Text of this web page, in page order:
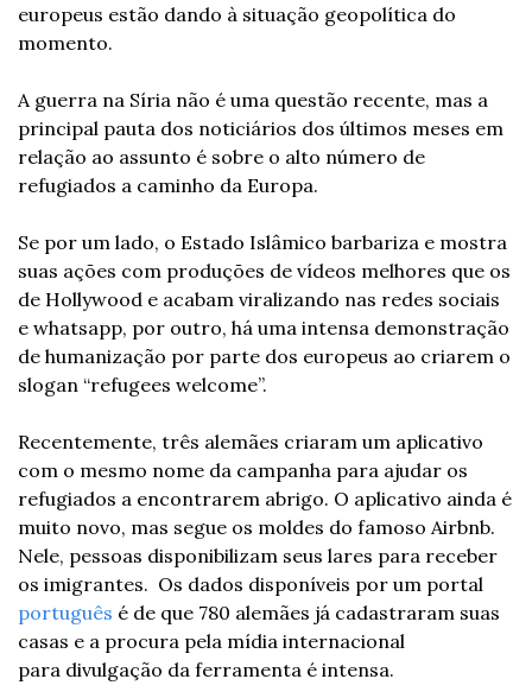
europeus estão dando à situação geopolítica do
momento.
A guerra na Síria não é uma questão recente, mas a
principal pauta dos noticiários dos últimos meses em
relação ao assunto é sobre o alto número de
refugiados a caminho da Europa.
Se por um lado, o Estado Islâmico barbariza e mostra
suas ações com produções de vídeos melhores que os
de Hollywood e acabam viralizando nas redes sociais
e whatsapp, por outro, há uma intensa demonstração
de humanização por parte dos europeus ao criarem o
slogan “refugees welcome”.
Recentemente, três alemães criaram um aplicativo
com o mesmo nome da campanha para ajudar os
refugiados a encontrarem abrigo. O aplicativo ainda é
muito novo, mas segue os moldes do famoso Airbnb.
Nele, pessoas disponibilizam seus lares para receber
português é de que 780 alemães já cadastraram suas
casas e a procura pela mídia internacional
para divulgação da ferramenta é intensa.